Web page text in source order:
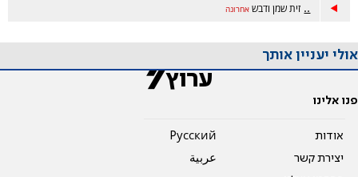
.. זית שמן ודבש אחרונה
אולי יעניין אותך
פנו אלינו
אודות
יצירת קשר
Pусский
عربية